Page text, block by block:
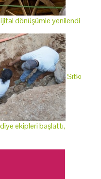
dönüşümle yenilendi
Sıtkı
ekipleri başlattı,